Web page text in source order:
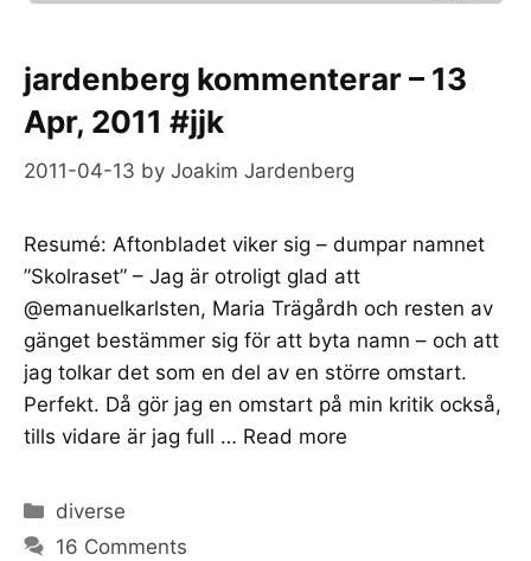
jardenberg kommenterar – 13
Apr, 2011 #jjk
2011-04-13 by Joakim Jardenberg
Resumé: Aftonbladet viker sig – dumpar namnet
”Skolraset” – Jag är otroligt glad att
@emanuelkarlsten, Maria Trägårdh och resten av
gänget bestämmer sig för att byta namn – och att
jag tolkar det som en del av en större omstart.
Perfekt. Då gör jag en omstart på min kritik också,
tills vidare är jag full … Read more
Categories
diverse
16 Comments